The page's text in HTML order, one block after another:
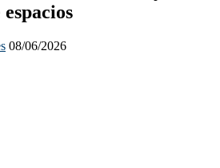
08/06/2026